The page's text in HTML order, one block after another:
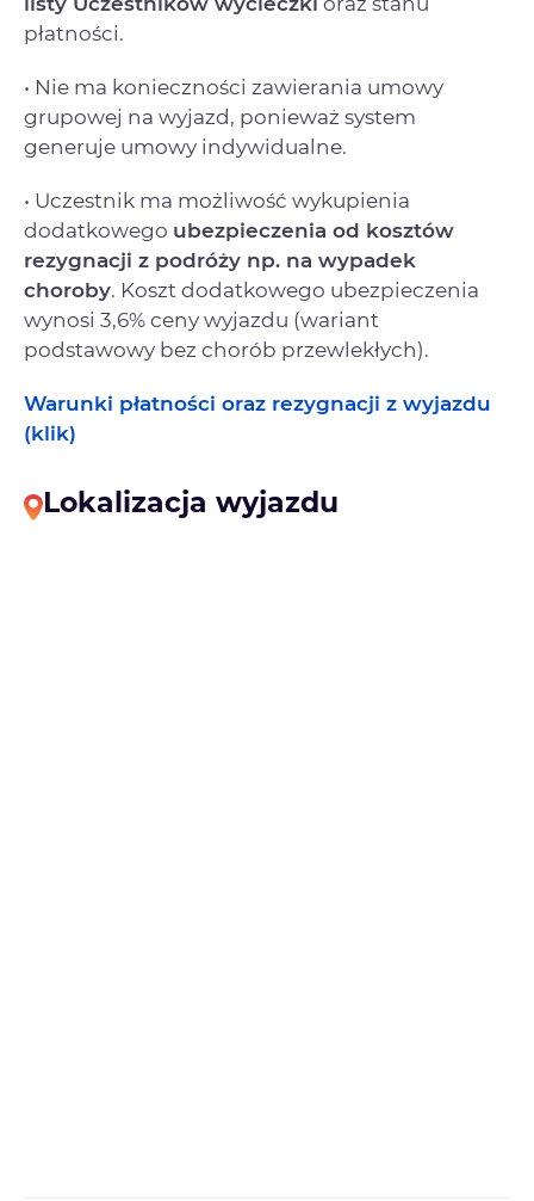
płatności.
• Nie ma konieczności zawierania umowy
grupowej na wyjazd, ponieważ system
generuje umowy indywidualne.
• Uczestnik ma możliwość wykupienia
dodatkowego ubezpieczenia od kosztów
rezygnacji z podróży np. na wypadek
choroby. Koszt dodatkowego ubezpieczenia
wynosi 3,6% ceny wyjazdu (wariant
podstawowy bez chorób przewlekłych).
Warunki płatności oraz rezygnacji z wyjazdu
(klik)
Lokalizacja wyjazdu